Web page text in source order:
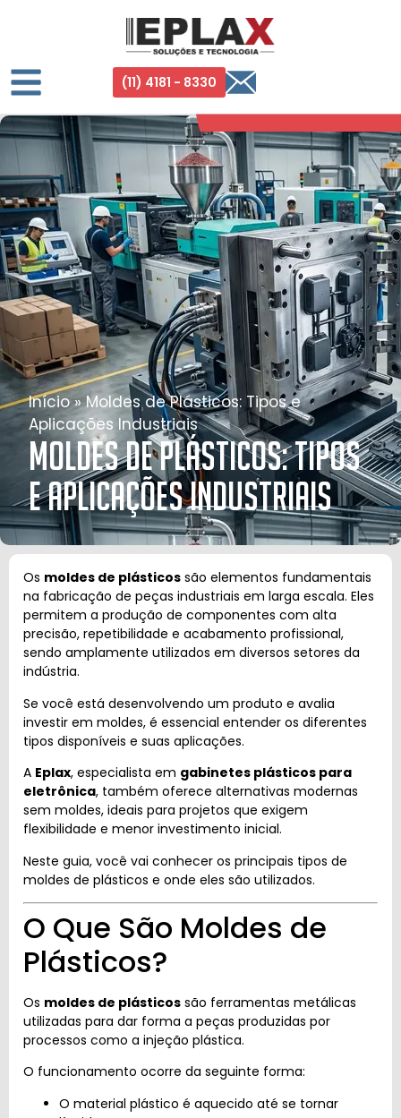
(11) 4181 - 8330
Início»Moldes de Plásticos: Tipos e
Aplicações Industriais
Moldes de Plásticos: Tipos
e Aplicações Industriais
Os moldes de plásticos são elementos fundamentais
na fabricação de peças industriais em larga escala. Eles
permitem a produção de componentes com alta
precisão, repetibilidade e acabamento profissional,
sendo amplamente utilizados em diversos setores da
indústria.
Se você está desenvolvendo um produto e avalia
investir em moldes, é essencial entender os diferentes
tipos disponíveis e suas aplicações.
A Eplax, especialista em gabinetes plásticos para
eletrônica, também oferece alternativas modernas
sem moldes, ideais para projetos que exigem
flexibilidade e menor investimento inicial.
Neste guia, você vai conhecer os principais tipos de
moldes de plásticos e onde eles são utilizados.
O Que São Moldes de
Plásticos?
Os moldes de plásticos são ferramentas metálicas
utilizadas para dar forma a peças produzidas por
processos como a injeção plástica.
O funcionamento ocorre da seguinte forma:
O material plástico é aquecido até se tornar